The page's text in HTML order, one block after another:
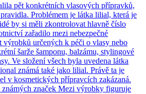
pět konkrétních vlasových přípravků,
Problémem je látka lilial, která je
by si měli zkontrolovat hlavně číslo
zařadilo mezi nebezpečné
výrobků určených k péči o vlasy nebo
šarže šamponu, balzámu, stylingové
Ve složení všech byla uvedena látka
známá také jako lilial. Právě ta je
v kosmetických přípravcích zakázaná.
známých značek Mezi výrobky figuruje